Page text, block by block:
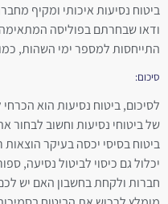
ביטוח נסיעות איכותי ומקיף
ודאו שבחרתם בפוליסה
התייחסות למספר ימי השהות,
סיכום:
לסיכום, ביטוח נסיעות הוא
של ביטוחי נסיעות וחשוב
ביטוח בסיסי יכסה בעיקר
יכלול גם כיסוי לביטול נסיעה,
חברות ולקחת בחשבון האם יש